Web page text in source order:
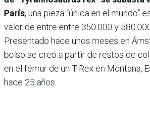
París, una pieza “única en el mundo”
valor de entre entre 350.000 y
Presentado hace unos meses en
bolso se creó a partir de restos de
en el fémur de un T-Rex en Montana,
hace 25 años.